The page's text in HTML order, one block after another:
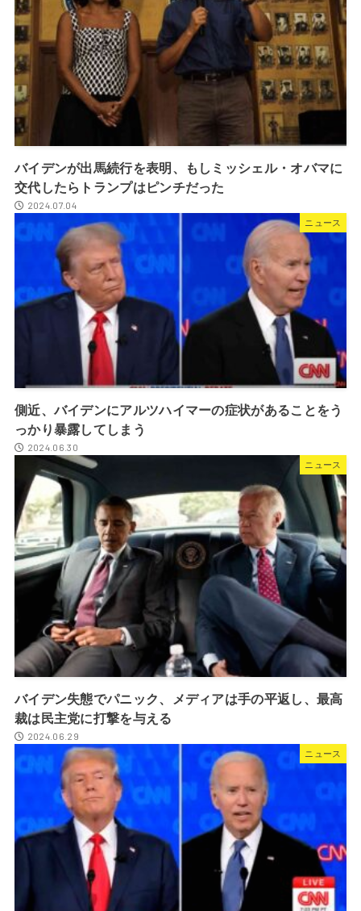
バイデンが出馬続行を表明、もしミッシェル・オバマに
交代したらトランプはピンチだった
2024.07.04
ニュース
側近、バイデンにアルツハイマーの症状があることをう
っかり暴露してしまう
2024.06.30
ニュース
バイデン失態でパニック、メディアは手の平返し、最高
裁は民主党に打撃を与える
2024.06.29
ニュース